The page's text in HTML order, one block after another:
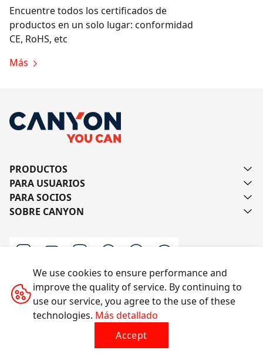
Encuentre todos los certificados de
productos en un solo lugar: conformidad
CE, RoHS, etc
Más
PRODUCTOS
PARA USUARIOS
PARA SOCIOS
SOBRE CANYON
Escríbanos
Todos los derechos reservados © 2014-2026 CANYON
We use cookies to ensure performance and
improve the quality of service. By continuing to
use our service, you agree to the use of these
technologies. Más detallado
Accept